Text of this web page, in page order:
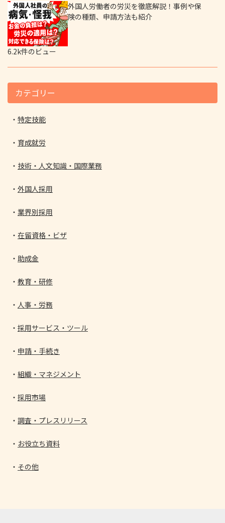
外国人労働者の労災を徹底解説！事例や保
険の種類、申請方法も紹介
6.2k件のビュー
カテゴリー
特定技能
育成就労
技術・人文知識・国際業務
外国人採用
業界別採用
在留資格・ビザ
助成金
教育・研修
人事・労務
採用サービス・ツール
申請・手続き
組織・マネジメント
採用市場
調査・プレスリリース
お役立ち資料
その他